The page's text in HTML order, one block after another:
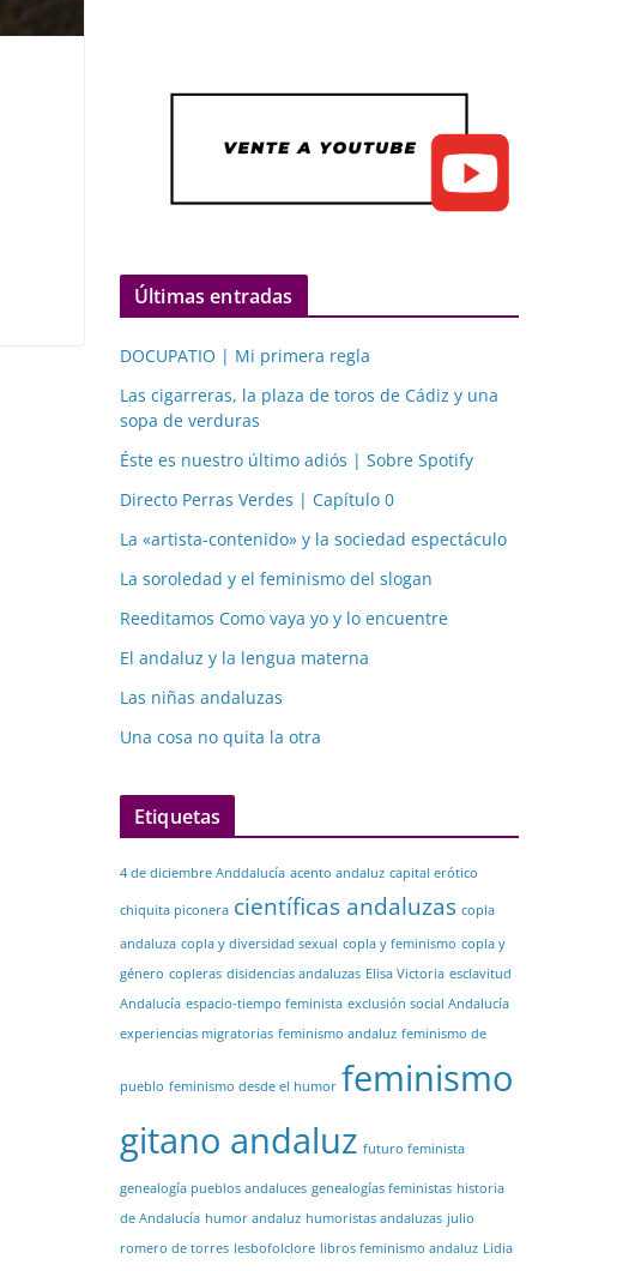
Últimas entradas
DOCUPATIO | Mi primera regla
Las cigarreras, la plaza de toros de Cádiz y una
sopa de verduras
Éste es nuestro último adiós | Sobre Spotify
Directo Perras Verdes | Capítulo 0
La «artista-contenido» y la sociedad espectáculo
La soroledad y el feminismo del slogan
Reeditamos Como vaya yo y lo encuentre
El andaluz y la lengua materna
Las niñas andaluzas
Una cosa no quita la otra
Etiquetas
4 de diciembre Anddalucía acento andaluz capital erótico
chiquita piconera científicas andaluzas copla
andaluza copla y diversidad sexual copla y feminismo copla y
género copleras disidencias andaluzas Elisa Victoria esclavitud
Andalucía espacio-tiempo feminista exclusión social Andalucía
experiencias migratorias feminismo andaluz feminismo de
pueblo feminismo desde el humor feminismo
gitano andaluz futuro feminista
genealogía pueblos andaluces genealogías feministas historia
de Andalucía humor andaluz humoristas andaluzas julio
romero de torres lesbofolclore libros feminismo andaluz Lidia